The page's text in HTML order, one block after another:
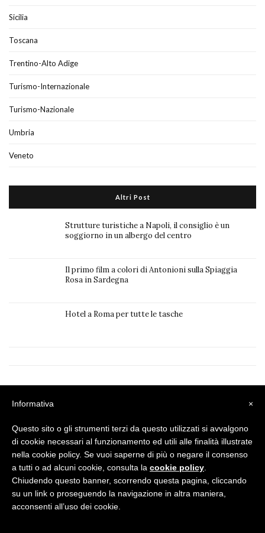
Sicilia
Toscana
Trentino-Alto Adige
Turismo-Internazionale
Turismo-Nazionale
Umbria
Veneto
Altri Post
Strutture turistiche a Napoli, il consiglio è un
soggiorno in un albergo del centro
Il primo film a colori di Antonioni sulla Spiaggia
Rosa in Sardegna
Hotel a Roma per tutte le tasche
×
Informativa
Questo sito o gli strumenti terzi da questo utilizzati si avvalgono
di cookie necessari al funzionamento ed utili alle finalità illustrate
nella cookie policy. Se vuoi saperne di più o negare il consenso
a tutti o ad alcuni cookie, consulta la cookie policy
Chiudendo questo banner, scorrendo questa pagina, cliccando
su un link o proseguendo la navigazione in altra maniera,
acconsenti all’uso dei cookie.